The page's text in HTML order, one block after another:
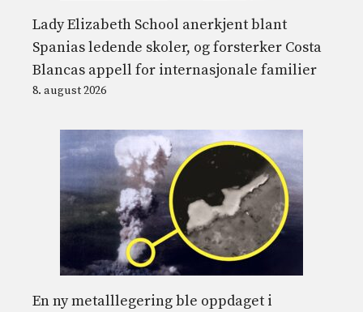
Lady Elizabeth School anerkjent blant
Spanias ledende skoler, og forsterker Costa
Blancas appell for internasjonale familier
8. august 2026
En ny metalllegering ble oppdaget i